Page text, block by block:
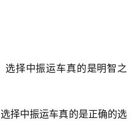
选择中振运车真的是明智之
选择中振运车真的是正确的选